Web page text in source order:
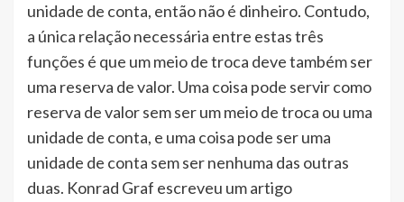
unidade de conta, então não é dinheiro. Contudo,
a única relação necessária entre estas três
funções é que um meio de troca deve também ser
uma reserva de valor. Uma coisa pode servir como
reserva de valor sem ser um meio de troca ou uma
unidade de conta, e uma coisa pode ser uma
unidade de conta sem ser nenhuma das outras
duas. Konrad Graf escreveu um artigo